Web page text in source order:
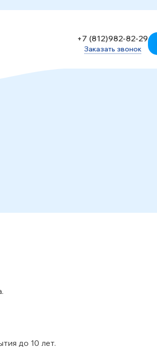
+7 (812)982-82-29
Заказать звонок
до 10 лет.